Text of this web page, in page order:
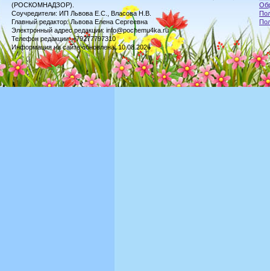
(РОСКОМНАДЗОР).
Соучредители: ИП Львова Е.С., Власова Н.В.
Главный редактор: Львова Елена Сергеевна
Электронный адрес редакции: info@pochemu4ka.ru
Телефон редакции: +79277797310
Информация на сайте обновлена: 10.08.2026